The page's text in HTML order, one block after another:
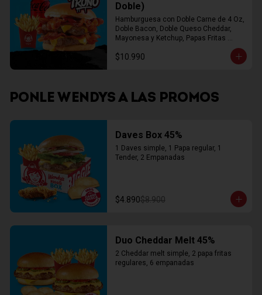
Doble)
Hamburguesa con Doble Carne de 4 Oz,
Doble Bacon, Doble Queso Cheddar,
Mayonesa y Ketchup, Papas Fritas
$10.990
PONLE WENDYS A LAS PROMOS
Daves Box 45%
1 Daves simple, 1 Papa regular, 1
Tender, 2 Empanadas
$4.890$8.900
Duo Cheddar Melt 45%
2 Cheddar melt simple, 2 papa fritas
regulares, 6 empanadas